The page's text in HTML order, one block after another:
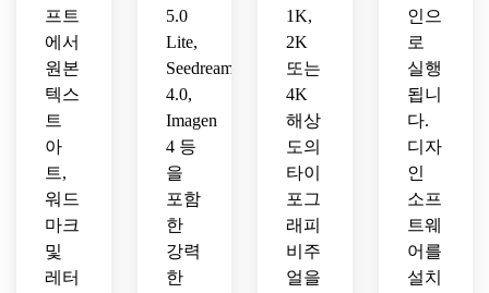
를 만
드세
요.
다.
생성
하세
요.
프트
에서
원본
텍스
트
아
트,
워드
마크
및
레터
5.0
Lite,
Seedream
4.0,
Imagen
4 등
을
포함
한
강력
한
1K,
2K
또는
4K
해상
도의
타이
포그
래피
비주
얼을
인으
로
실행
됩니
다.
디자
인
소프
트웨
어를
설치